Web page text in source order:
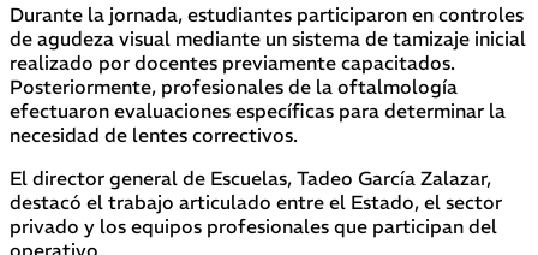
Durante la jornada, estudiantes participaron en controles
de agudeza visual mediante un sistema de tamizaje inicial
realizado por docentes previamente capacitados.
Posteriormente, profesionales de la oftalmología
efectuaron evaluaciones específicas para determinar la
necesidad de lentes correctivos.
El director general de Escuelas, Tadeo García Zalazar,
destacó el trabajo articulado entre el Estado, el sector
privado y los equipos profesionales que participan del
operativo.